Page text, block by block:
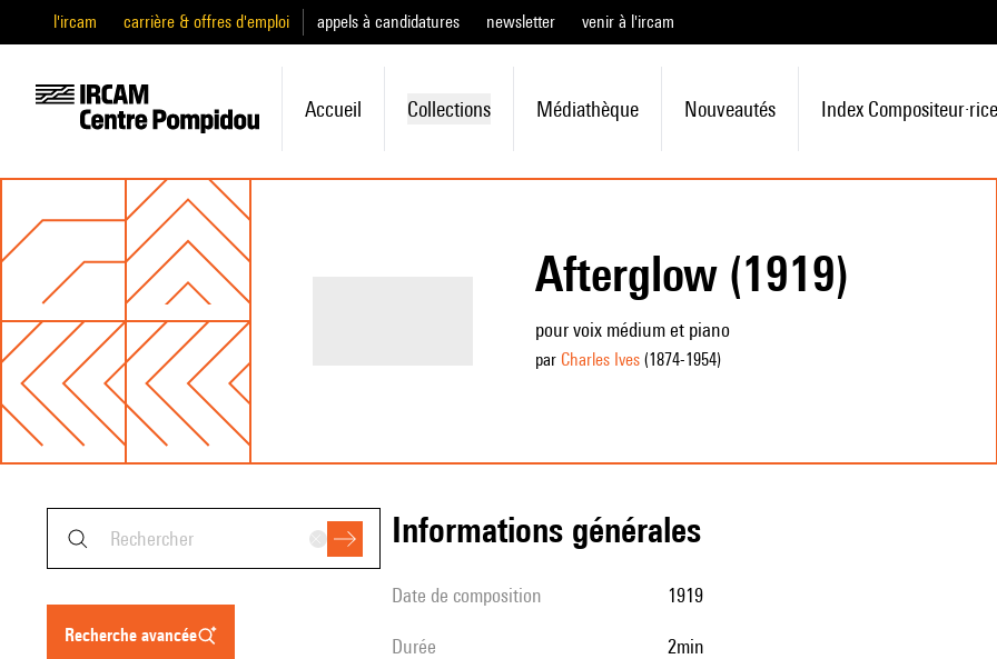
l'ircam carrière & offres d'emploi appels à candidatures newsletter venir à l'ircam
Accueil Collections Médiathèque Nouveautés Index Compositeur·rice
Afterglow (1919)
pour voix médium et piano
par Charles Ives(1874-1954)
recherche avancée
informations générales
date de composition 1919
durée 2min